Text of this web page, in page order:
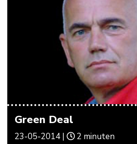
Green Deal
23-05-2014 | 2 minuten